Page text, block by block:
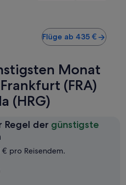
Flüge ab 435 €
Monat
(FRA)
(HRG)
Regel der günstigste
istpro Reisendem.